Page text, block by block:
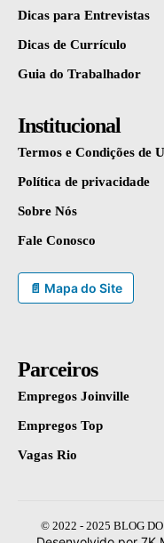
Dicas para Entrevistas
Dicas de Currículo
Guia do Trabalhador
Institucional
Termos e Condições de
Política de privacidade
Sobre Nós
Fale Conosco
📄 Mapa do Site
Parceiros
Empregos Joinville
Empregos Top
Vagas Rio
© 2022 - 2025 BLOG